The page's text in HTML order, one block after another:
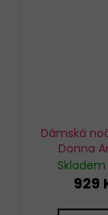
Dámská
Donna
Skladem
929